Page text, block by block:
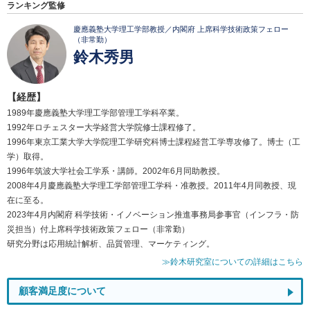
ランキング監修
慶應義塾大学理工学部教授／内閣府 上席科学技術政策フェロー
（非常勤）
鈴木秀男
【経歴】
1989年慶應義塾大学理工学部管理工学科卒業。
1992年ロチェスター大学経営大学院修士課程修了。
1996年東京工業大学大学院理工学研究科博士課程経営工学専攻修了。博士（工
学）取得。
1996年筑波大学社会工学系・講師。2002年6月同助教授。
2008年4月慶應義塾大学理工学部管理工学科・准教授。2011年4月同教授、現
在に至る。
2023年4月内閣府 科学技術・イノベーション推進事務局参事官（インフラ・防
災担当）付上席科学技術政策フェロー（非常勤）
研究分野は応用統計解析、品質管理、マーケティング。
≫鈴木研究室についての詳細はこちら
顧客満足度について